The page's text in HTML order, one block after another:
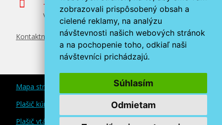
zobrazovali prispôsobený obsah a
cielené reklamy, na analýzu
návštevnosti našich webových stránok
a na pochopenie toho, odkiaľ naši
návštevníci prichádzajú.
Súhlasím
Odmietam
+420 377 222 313
Volajte v pracovné dni od 8. do 17. hod.
Kontaktné údaje
Mapa stránok
Plašič kún a myší
Plašič vtákov